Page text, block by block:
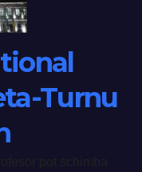
Turnu